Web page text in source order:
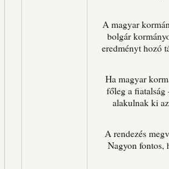
A magyar
bolgár
eredményt hozó
Ha magyar
főleg a
alakulnak ki
A rendezés
Nagyon fontos,